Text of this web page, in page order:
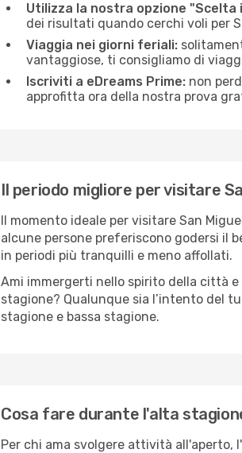
Utilizza la nostra opzione
dei risultati quando cerchi voli per
Viaggia nei giorni feriali:
vantaggiose, ti consigliamo di
Iscriviti a eDreams Prime: non
approfitta ora della nostra prova
Il periodo migliore per visitare
Il momento ideale per visitare San
alcune persone preferiscono godersi il
in periodi più tranquilli e meno affollati.
Ami immergerti nello spirito della città
stagione? Qualunque sia l’intento del
stagione e bassa stagione.
Cosa fare durante l'alta
Per chi ama svolgere attività